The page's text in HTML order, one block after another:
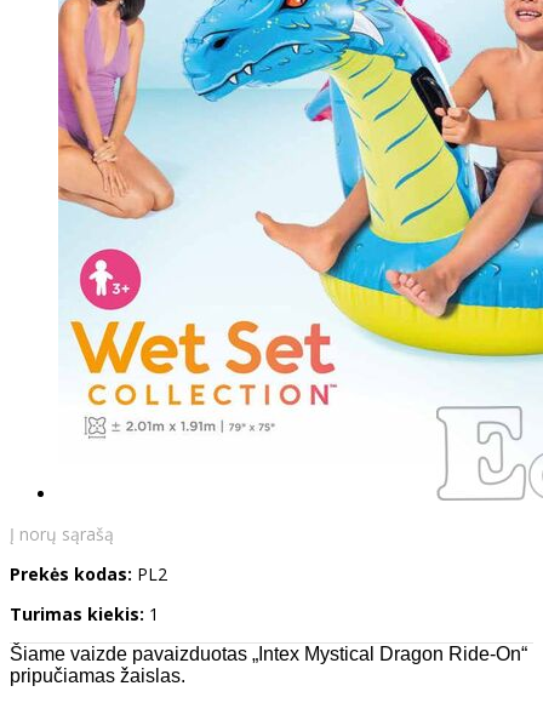
Į norų sąrašą
Prekės kodas: PL2
Turimas kiekis: 1
Šiame vaizde pavaizduotas „Intex Mystical Dragon Ride-On“
pripučiamas žaislas.